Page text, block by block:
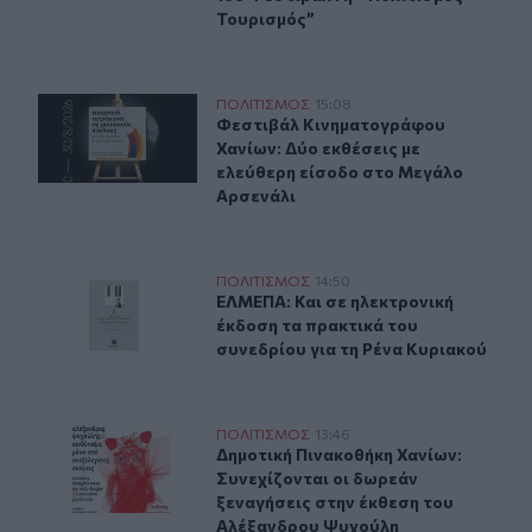
Τουρισμός”
Δύο ξεχωριστές εκθέσεις του Φεστιβάλ
ΠΟΛΙΤΙΣΜΟΣ 15:08
Φεστιβάλ Κινηματογράφου
Φεστιβάλ Κινηματογράφου
Χανίων: Δύο εκθέσεις με
ελεύθερη είσοδο στο Μεγάλο
Αρσενάλι
ΕΛΜΕΠΑ: Και σε ηλεκτρονική έκδοση τα πρακτικά του
ΠΟΛΙΤΙΣΜΟΣ 14:50
ΕΛΜΕΠΑ: Και σε ηλεκτρονική
ΕΛΜΕΠΑ: Και σε ηλεκτρονική
έκδοση τα πρακτικά του
συνεδρίου για τη Ρένα Κυριακού
Δημοτική Πινακοθήκη Χανίων: Συνεχίζονται οι
ΠΟΛΙΤΙΣΜΟΣ 13:46
Δημοτική Πινακοθήκη Χανίων:
Δημοτική Πινακοθήκη Χανίων:
Συνεχίζονται οι δωρεάν
ξεναγήσεις στην έκθεση του
Αλέξανδρου Ψυχούλη